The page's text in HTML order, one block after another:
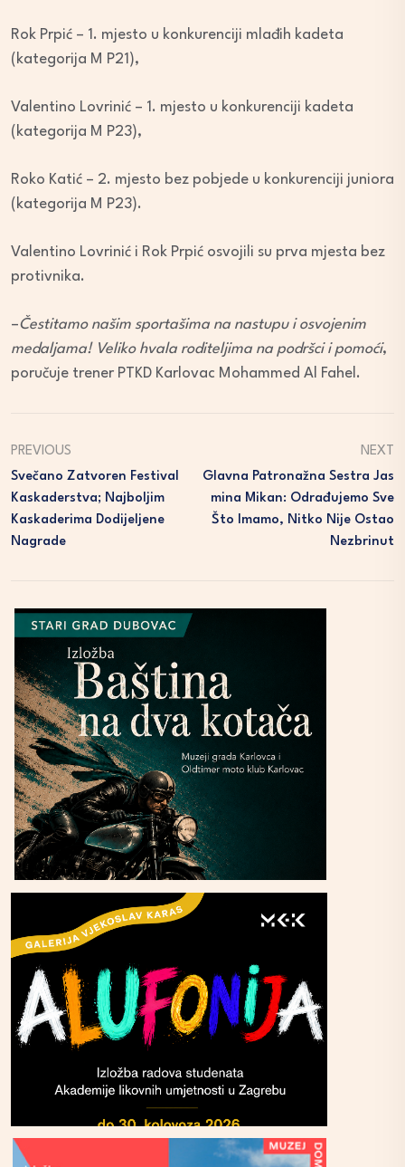
Rok Prpić – 1. mjesto u konkurenciji mlađih kadeta
(kategorija M P21),
Valentino Lovrinić – 1. mjesto u konkurenciji kadeta
(kategorija M P23),
Roko Katić – 2. mjesto bez pobjede u konkurenciji juniora
(kategorija M P23).
Valentino Lovrinić i Rok Prpić osvojili su prva mjesta bez
protivnika.
–Čestitamo našim sportašima na nastupu i osvojenim
medaljama! Veliko hvala roditeljima na podršci i pomoći,
poručuje trener PTKD Karlovac Mohammed Al Fahel.
PREVIOUS
Svečano Zatvoren Festival
Kaskaderstva; Najboljim
Kaskaderima Dodijeljene
Nagrade
NEXT
Glavna Patronažna Sestra Jas
Mina Mikan: Odrađujemo Sve
Što Imamo, Nitko Nije Ostao
Nezbrinut